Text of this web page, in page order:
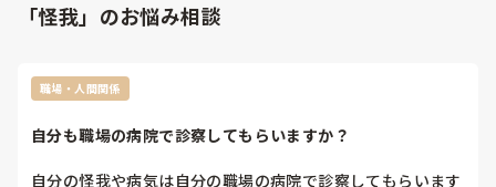
「怪我」のお悩み相談
職場・人間関係
自分も職場の病院で診察してもらいますか？
自分の怪我や病気は自分の職場の病院で診察してもらいます